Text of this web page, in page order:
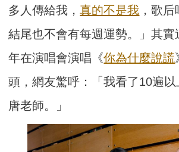
多人傳給我，真的不是我 ，歌
結尾也不會有每週運勢。」其實
年在演唱會演唱《你為什麼說謊
頭，網友驚呼：「我看了10遍
唐老師。」